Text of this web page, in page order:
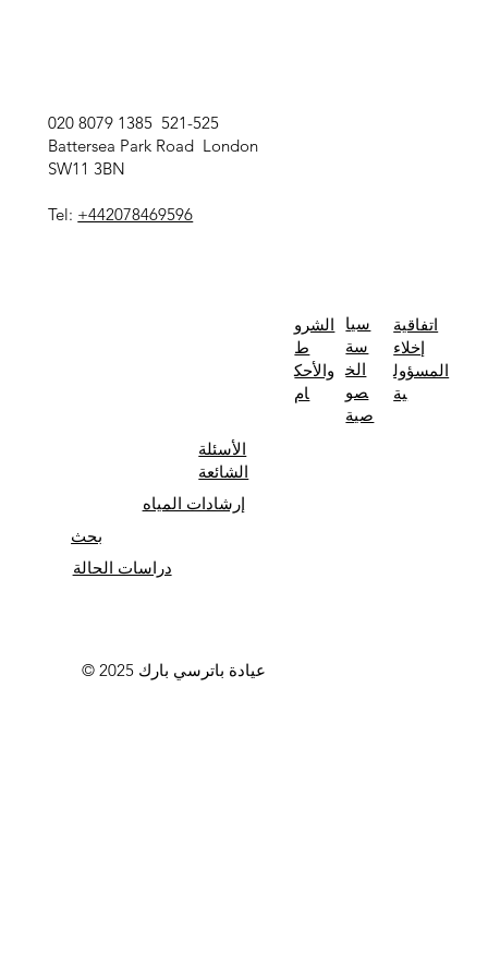
020 8079 1385 521-525
Battersea Park Road London
SW11 3BN
Tel: +442078469596
© 2025 عيادة باترسي بارك
الأسئلة
الشائعة
إرشادات المياه
بحث
دراسات الحالة
الشرو
ط
والأحك
ام
سيا
سة
الخ
صو
صية
اتفاقية
إخلاء
المسؤول
ية